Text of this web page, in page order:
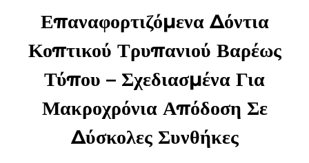
Επαναφορτιζόμενα Δόντια
Κοπτικού Τρυπανιού Βαρέως
Τύπου – Σχεδιασμένα Για
Μακροχρόνια Απόδοση Σε
Δύσκολες Συνθήκες